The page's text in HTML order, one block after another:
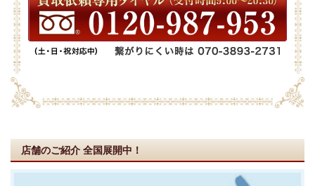
店舗のご紹介 全国展開中！